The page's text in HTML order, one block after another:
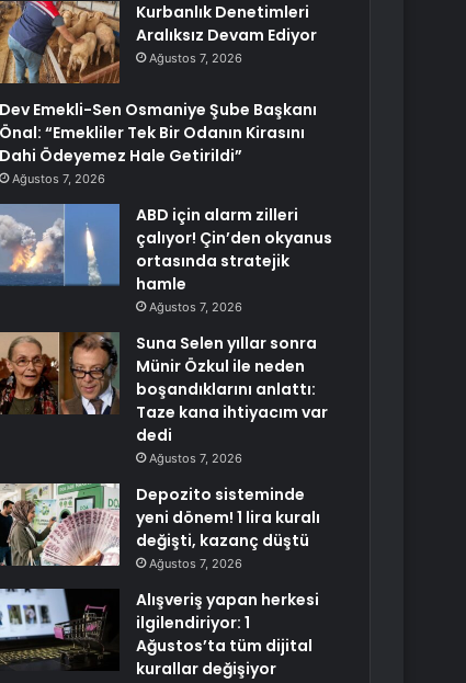
Kurbanlık Denetimleri
Aralıksız Devam Ediyor
Ağustos 7, 2026
Dev Emekli-Sen Osmaniye Şube Başkanı
Önal: “Emekliler Tek Bir Odanın Kirasını
Dahi Ödeyemez Hale Getirildi”
Ağustos 7, 2026
ABD için alarm zilleri
çalıyor! Çin’den okyanus
ortasında stratejik
hamle
Ağustos 7, 2026
Suna Selen yıllar sonra
Münir Özkul ile neden
boşandıklarını anlattı:
Taze kana ihtiyacım var
dedi
Ağustos 7, 2026
Depozito sisteminde
yeni dönem! 1 lira kuralı
değişti, kazanç düştü
Ağustos 7, 2026
Alışveriş yapan herkesi
ilgilendiriyor: 1
Ağustos’ta tüm dijital
kurallar değişiyor